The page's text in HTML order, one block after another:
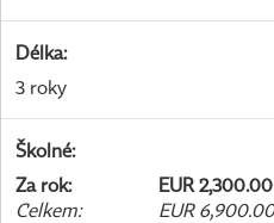
Délka:
3 roky
Školné:
Za rok:
EUR
Celkem: EUR